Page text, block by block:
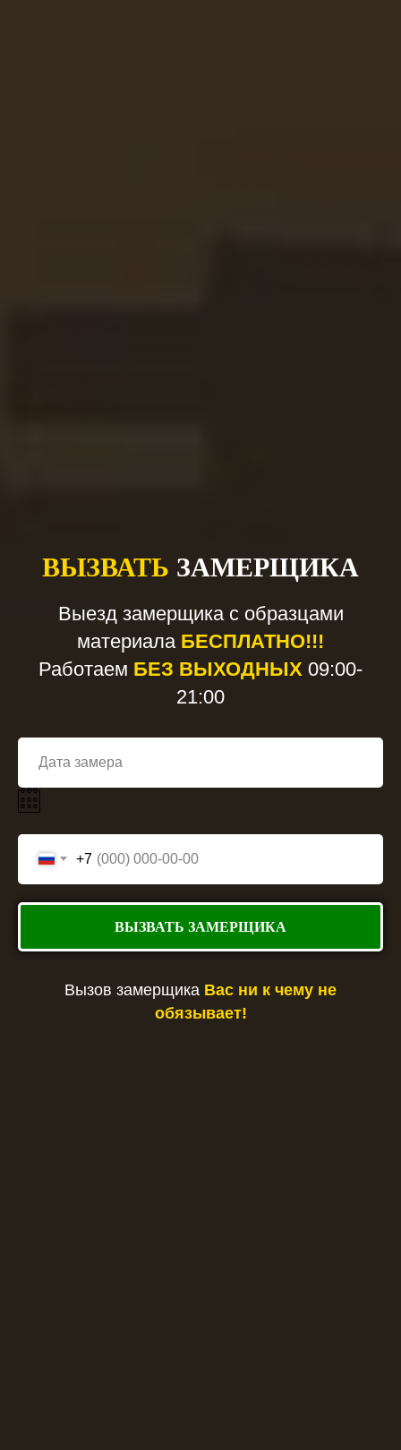
ВЫЗВАТЬ ЗАМЕРЩИКА
Выезд замерщика с образцами
материала БЕСПЛАТНО!!!
Работаем БЕЗ ВЫХОДНЫХ 09:00-
21:00
+7
ВЫЗВАТЬ ЗАМЕРЩИКА
Вызов замерщика Вас ни к чему не
обязывает!